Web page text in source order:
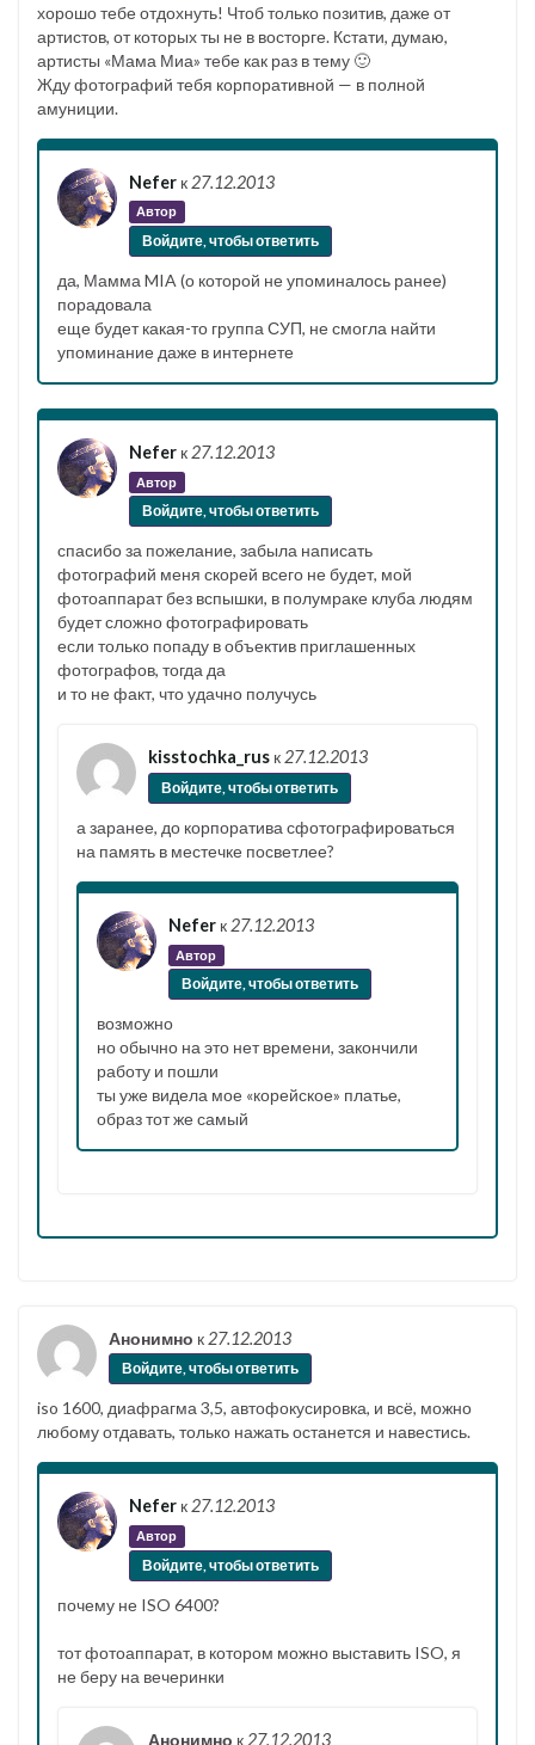
хорошо тебе отдохнуть! Чтоб только позитив, даже от
артистов, от которых ты не в восторге. Кстати, думаю,
артисты «Мама Миа» тебе как раз в тему 🙂
Жду фотографий тебя корпоративной — в полной
амуниции.
Nefer к 27.12.2013
Автор
Войдите, чтобы ответить
да, Мамма MIA (о которой не упоминалось ранее)
порадовала
еще будет какая-то группа СУП, не смогла найти
упоминание даже в интернете
Nefer к 27.12.2013
Автор
Войдите, чтобы ответить
спасибо за пожелание, забыла написать
фотографий меня скорей всего не будет, мой
фотоаппарат без вспышки, в полумраке клуба людям
будет сложно фотографировать
если только попаду в объектив приглашенных
фотографов, тогда да
и то не факт, что удачно получусь
kisstochka_rus к 27.12.2013
Войдите, чтобы ответить
а заранее, до корпоратива сфотографироваться
на память в местечке посветлее?
Nefer к 27.12.2013
Автор
Войдите, чтобы ответить
возможно
но обычно на это нет времени, закончили
работу и пошли
ты уже видела мое «корейское» платье,
образ тот же самый
Анонимно к 27.12.2013
Войдите, чтобы ответить
iso 1600, диафрагма 3,5, автофокусировка, и всё, можно
любому отдавать, только нажать останется и навестись.
Nefer к 27.12.2013
Автор
Войдите, чтобы ответить
почему не ISO 6400?
тот фотоаппарат, в котором можно выставить ISO, я
не беру на вечеринки
Анонимно к 27.12.2013